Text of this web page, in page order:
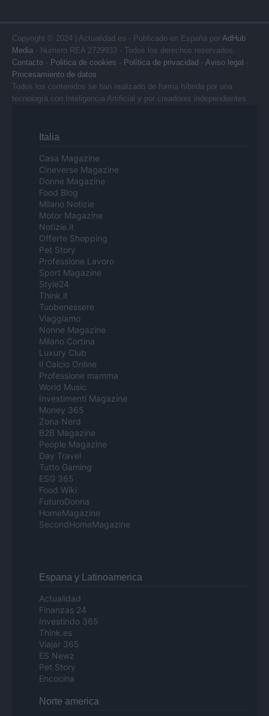
Copyright © 2024 | Actualidad.es - Publicado en España por AdHub
Media - Numero REA 2729933 - Todos los derechos reservados.
Contacto - Politica de cookies - Política de privacidad - Aviso legal -
Procesamiento de datos
Todos los contenidos se han realizado de forma híbrida por una
tecnología con Inteligencia Artificial y por creadores independientes
Italia
Casa Magazine
Cineverse Magazine
Donne Magazine
Food Blog
Milano Notizie
Motor Magazine
Notizie.it
Offerte Shopping
Pet Story
Professione Lavoro
Sport Magazine
Style24
Think.it
Tuobenessere
Viaggiamo
Nonne Magazine
Milano Cortina
Luxury Club
Il Calcio Online
Professione mamma
World Music
Investimenti Magazine
Money 365
Zona Nerd
B2B Magazine
People Magazine
Day Travel
Tutto Gaming
ESG 365
Food Wiki
FuturoDonna
HomeMagazine
SecondHomeMagazine
Espana y Latinoamerica
Actualidad
Finanzas 24
Investindo 365
Think.es
Viajar 365
ES Newz
Pet Story
Encocina
Norte america